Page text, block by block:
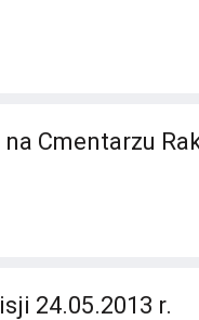
Cmentarzu
24.05.2013 r.